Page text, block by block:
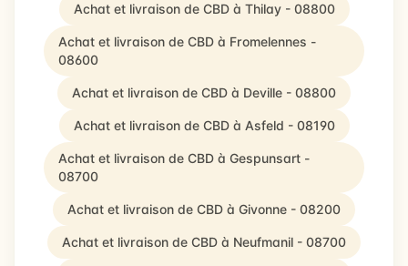
Achat et livraison de CBD à Thilay - 08800
Achat et livraison de CBD à Fromelennes -
08600
Achat et livraison de CBD à Deville - 08800
Achat et livraison de CBD à Asfeld - 08190
Achat et livraison de CBD à Gespunsart -
08700
Achat et livraison de CBD à Givonne - 08200
Achat et livraison de CBD à Neufmanil - 08700